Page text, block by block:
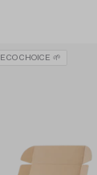
ECO CHOICE 🌱